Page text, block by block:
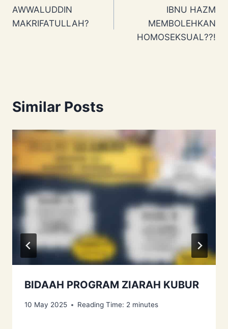
navigation
AWWALUDDIN
MAKRIFATULLAH?
IBNU HAZM
MEMBOLEHKAN
HOMOSEKSUAL??!
Similar Posts
BIDAAH PROGRAM ZIARAH KUBUR
10 May 2025 Reading Time: 2 minutes